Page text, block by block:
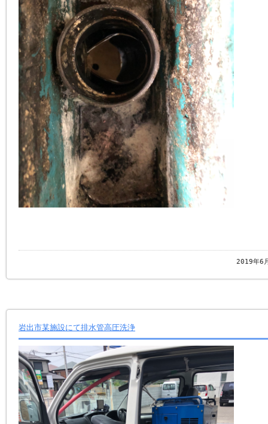
2019年6
岩出市某施設にて排水管高圧洗浄